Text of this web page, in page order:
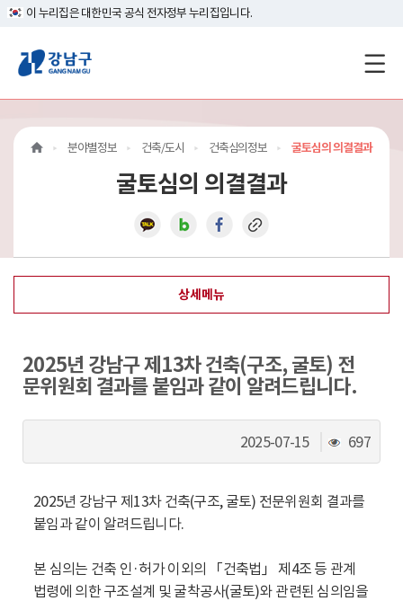
이 누리집은 대한민국 공식 전자정부 누리집입니다.
강
남
구
지
메
인
이
동
분야별정보 건축/도시 건축심의정보 굴토심의 의결결과
굴토심의 의결결과
상세메뉴
2025년 강남구 제13차 건축(구조, 굴토) 전
문위원회 결과를 붙임과 같이 알려드립니다.
2025-07-15
조
회
697
2025년 강남구 제13차 건축(구조, 굴토) 전문위원회 결과를
붙임과 같이 알려드립니다.
본 심의는 건축 인·허가 이외의 「건축법」 제4조 등 관계
법령에 의한 구조설계 및 굴착공사(굴토)와 관련된 심의임을